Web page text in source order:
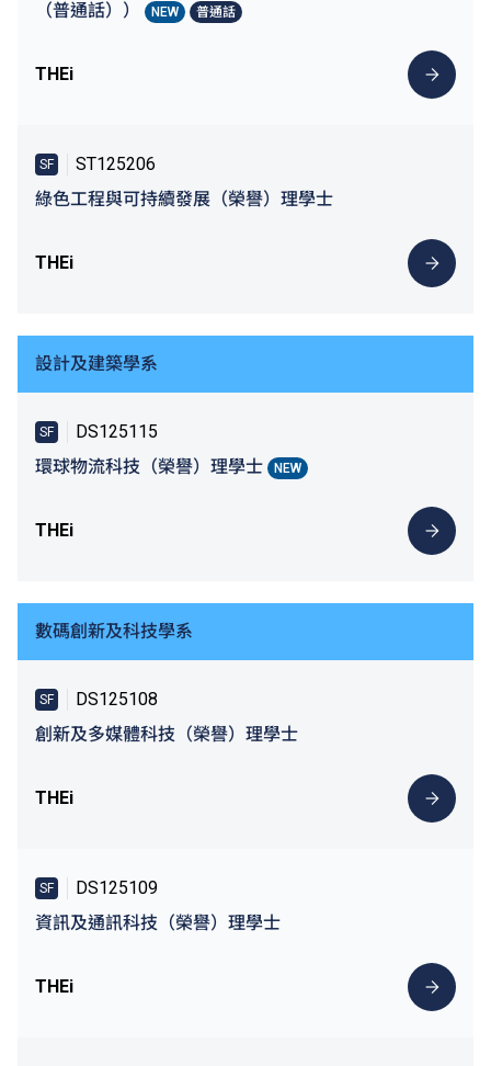
（普通話））
NEW 普通話
THEi
SF
ST125206
綠色工程與可持續發展（榮譽）理學士
THEi
設計及建築學系
SF
DS125115
環球物流科技（榮譽）理學士
NEW
THEi
數碼創新及科技學系
SF
DS125108
創新及多媒體科技（榮譽）理學士
THEi
SF
DS125109
資訊及通訊科技（榮譽）理學士
THEi